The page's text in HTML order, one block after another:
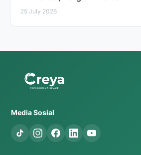
25 July 2026
Media Sosial